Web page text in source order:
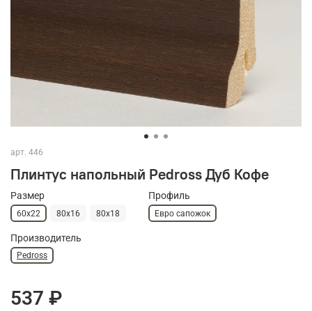
арт. 446
Плинтус напольный Pedross Дуб Кофе
Размер
60х22 80х16 80х18
Профиль
Евро сапожок
Производитель
Pedross
537 ₽